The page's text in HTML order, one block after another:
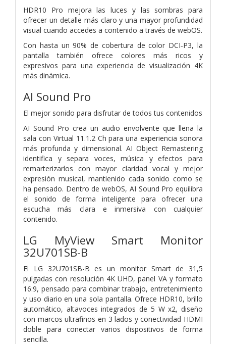
HDR10 Pro mejora las luces y las sombras para
ofrecer un detalle más claro y una mayor profundidad
visual cuando accedes a contenido a través de webOS.
Con hasta un 90% de cobertura de color DCI‑P3, la
pantalla también ofrece colores más ricos y
expresivos para una experiencia de visualización 4K
más dinámica.
AI Sound Pro
El mejor sonido para disfrutar de todos tus contenidos
AI Sound Pro crea un audio envolvente que llena la
sala con Virtual 11.1.2 Ch para una experiencia sonora
más profunda y dimensional. AI Object Remastering
identifica y separa voces, música y efectos para
remarterizarlos con mayor claridad vocal y mejor
expresión musical, mantienido cada sonido como se
ha pensado. Dentro de webOS, AI Sound Pro equilibra
el sonido de forma inteligente para ofrecer una
escucha más clara e inmersiva con cualquier
contenido.
LG MyView Smart Monitor
32U701SB-B
El LG 32U701SB-B es un monitor Smart de 31,5
pulgadas con resolución 4K UHD, panel VA y formato
16:9, pensado para combinar trabajo, entretenimiento
y uso diario en una sola pantalla. Ofrece HDR10, brillo
automático, altavoces integrados de 5 W x2, diseño
con marcos ultrafinos en 3 lados y conectividad HDMI
doble para conectar varios dispositivos de forma
sencilla.